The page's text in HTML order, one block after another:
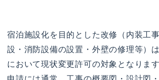
宿泊施設化を目的とした改修（内装工
設・消防設備の設置・外壁の修理等）
において現状変更許可の対象となりま